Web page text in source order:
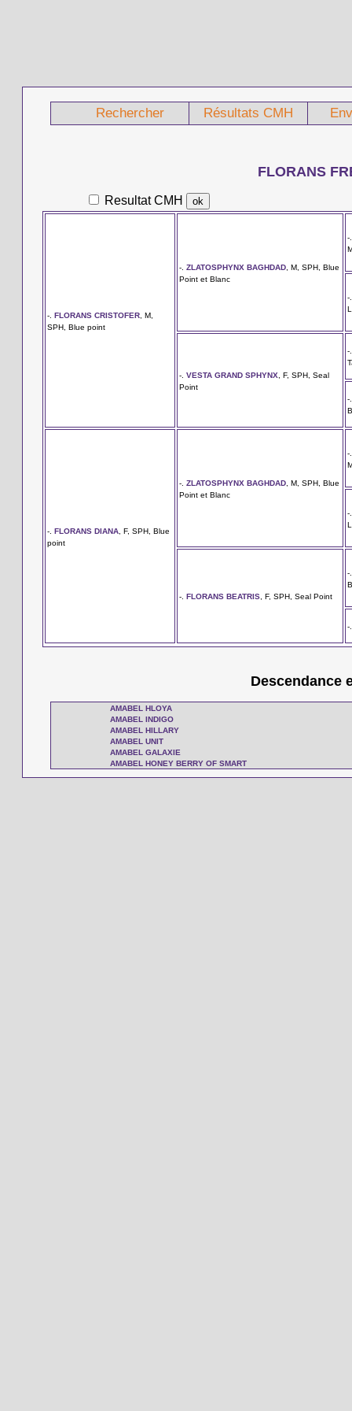
Rechercher Résultats CMH
FLORANS
Resultat CMH
-. FLORANS CRISTOFER , M,
SPH, Blue point
-. ZLATOSPHYNX BAGHDAD , M, SPH, Blue
Point et Blanc
-. VESTA GRAND SPHYNX , F, SPH, Seal
Point
-. FLORANS DIANA , F, SPH, Blue
point
-. ZLATOSPHYNX BAGHDAD , M, SPH, Blue
Point et Blanc
-. FLORANS BEATRIS , F, SPH, Seal Point
Descendance
AMABEL HLOYA
AMABEL INDIGO
AMABEL HILLARY
AMABEL UNIT
AMABEL GALAXIE
AMABEL HONEY BERRY OF SMART